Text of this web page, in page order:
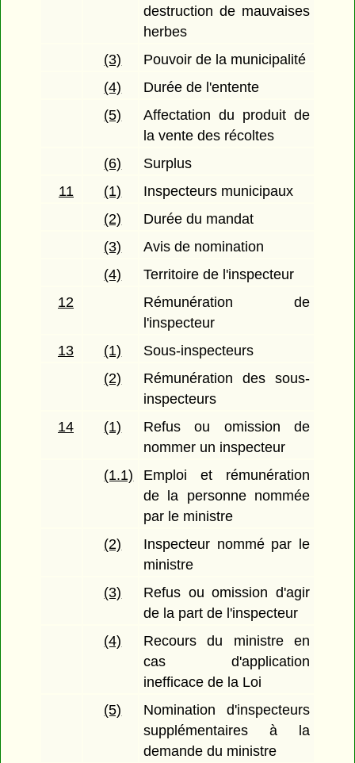
destruction de mauvaises
herbes
(3)
Pouvoir de la municipalité
(4)
Durée de l'entente
(5)
Affectation du produit de
la vente des récoltes
(6)
Surplus
11
(1)
Inspecteurs municipaux
(2)
Durée du mandat
(3)
Avis de nomination
(4)
Territoire de l'inspecteur
12
Rémunération de
l'inspecteur
13
(1)
Sous-inspecteurs
(2)
Rémunération des sous-
inspecteurs
14
(1)
Refus ou omission de
nommer un inspecteur
(1.1)
Emploi et rémunération
de la personne nommée
par le ministre
(2)
Inspecteur nommé par le
ministre
(3)
Refus ou omission d'agir
de la part de l'inspecteur
(4)
Recours du ministre en
cas d'application
inefficace de la Loi
(5)
Nomination d'inspecteurs
supplémentaires à la
demande du ministre